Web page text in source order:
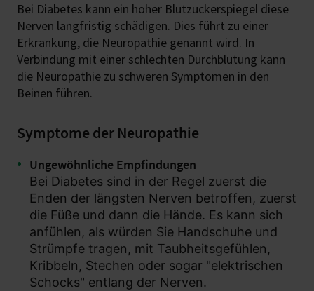
Bei Diabetes kann ein hoher Blutzuckerspiegel diese
Nerven langfristig schädigen. Dies führt zu einer
Erkrankung, die Neuropathie genannt wird. In
Verbindung mit einer schlechten Durchblutung kann
die Neuropathie zu schweren Symptomen in den
Beinen führen.
Symptome der Neuropathie
Ungewöhnliche Empfindungen
Bei Diabetes sind in der Regel zuerst die
Enden der längsten Nerven betroffen, zuerst
die Füße und dann die Hände. Es kann sich
anfühlen, als würden Sie Handschuhe und
Strümpfe tragen, mit Taubheitsgefühlen,
Kribbeln, Stechen oder sogar "elektrischen
Schocks" entlang der Nerven.